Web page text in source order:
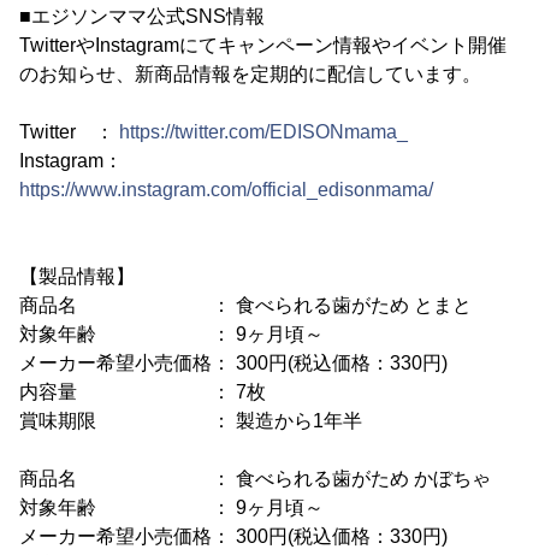
■エジソンママ公式SNS情報
TwitterやInstagramにてキャンペーン情報やイベント開催
のお知らせ、新商品情報を定期的に配信しています。
Twitter ：
https://twitter.com/EDISONmama_
Instagram：
https://www.instagram.com/official_edisonmama/
【製品情報】
商品名 ： 食べられる歯がため とまと
対象年齢 ： 9ヶ月頃～
メーカー希望小売価格： 300円(税込価格：330円)
内容量 ： 7枚
賞味期限 ： 製造から1年半
商品名 ： 食べられる歯がため かぼちゃ
対象年齢 ： 9ヶ月頃～
メーカー希望小売価格： 300円(税込価格：330円)